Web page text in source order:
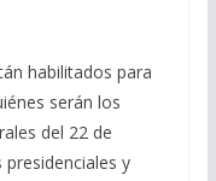
habilitados para
serán los
del 22 de
y